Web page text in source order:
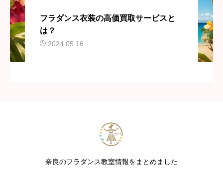
フラダンス衣装の高価買取サービスと
は？
2024.05.16
奈良のフラダンス教室情報をまとめました